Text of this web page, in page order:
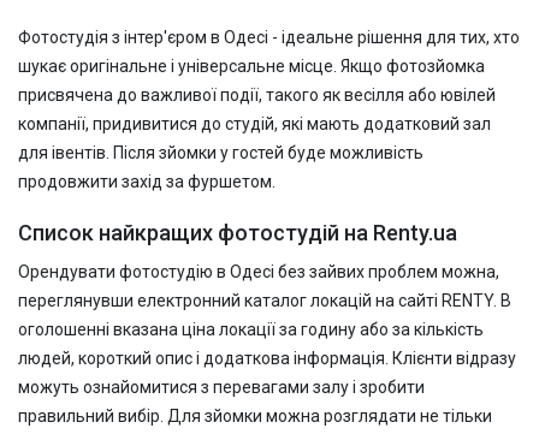
Фотостудія з інтер'єром в Одесі - ідеальне рішення для тих, хто
шукає оригінальне і універсальне місце. Якщо фотозйомка
присвячена до важливої події, такого як весілля або ювілей
компанії, придивитися до студій, які мають додатковий зал
для івентів. Після зйомки у гостей буде можливість
продовжити захід за фуршетом.
Список найкращих фотостудій на Renty.ua
Орендувати фотостудію в Одесі без зайвих проблем можна,
переглянувши електронний каталог локацій на сайті RENTY. В
оголошенні вказана ціна локації за годину або за кількість
людей, короткий опис і додаткова інформація. Клієнти відразу
можуть ознайомитися з перевагами залу і зробити
правильний вибір. Для зйомки можна розглядати не тільки